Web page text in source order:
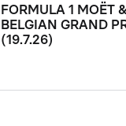
FORMULA 1 MOËT
BELGIAN GRAND
(19.7.26)